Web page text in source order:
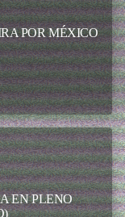
POR MÉXICO
EN PLENO